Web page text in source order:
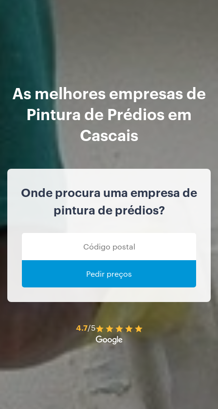
As melhores empresas de
Pintura de Prédios em
Cascais
Onde procura uma empresa de
pintura de prédios?
Pedir preços
4.7/5